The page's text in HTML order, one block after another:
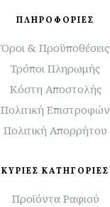
ΠΛΗΡΟΦΟΡΙΕΣ
Όροι & Προϋποθέσεις
Τρόποι Πληρωμής
Κόστη Αποστολής
Πολιτική Επιστροφών
Πολιτική Απορρήτου
ΚΥΡΙΕΣ ΚΑΤΗΓΟΡΙΕΣ
Προϊόντα Ραφιού